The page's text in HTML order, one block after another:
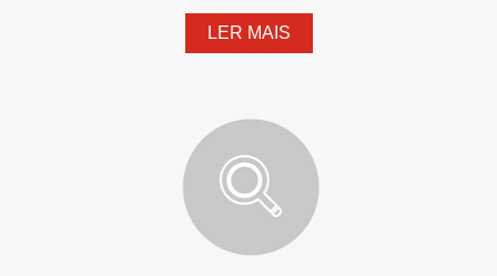
LER MAIS